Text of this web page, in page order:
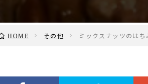
HOME その他 ミックスナッツのは